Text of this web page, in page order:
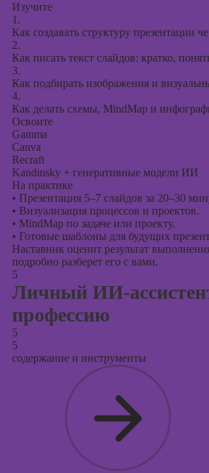
Изучите
1.
Как создавать структуру презентации
2.
Как писать текст слайдов: кратко,
3.
Как подбирать изображения и
4.
Как делать схемы, MindMap и
Освоите
Gamma
Canva
Recraft
Kandinsky + генеративные модели ИИ
На практике
• Презентация 5–7 слайдов за 20–30
• Визуализация процессов и проектов.
• MindMap по задаче или проекту.
• Готовые шаблоны для будущих
Наставник оценит результат
подробно разберет его с вами.
5
Личный ИИ-
профессию
5
5
содержание и инструменты